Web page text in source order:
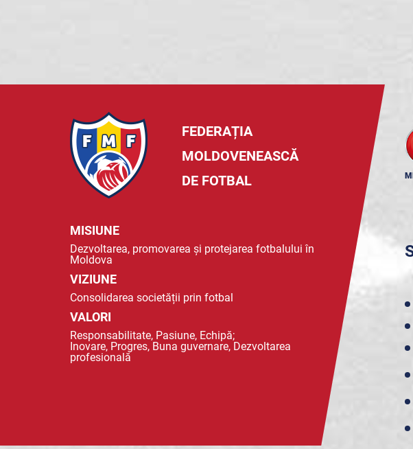
FEDERAȚIA
MOLDOVENEASCĂ
DE FOTBAL
MISIUNE
Dezvoltarea, promovarea și protejarea fotbalului în
Moldova
VIZIUNE
Consolidarea societății prin fotbal
VALORI
Responsabilitate, Pasiune, Echipă;
Inovare, Progres, Buna guvernare, Dezvoltarea
profesională